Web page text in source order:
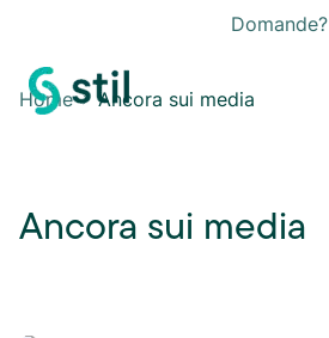
Domande?
Home Ancora sui media
Ancora sui media